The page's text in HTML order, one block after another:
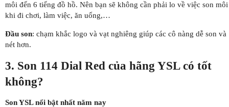
môi đến 6 tiếng đồ hồ. Nên bạn sẽ không cần phải lo về việc son môi
khi đi chơi, làm việc, ăn uống,…
Đầu son: chạm khắc logo và vạt nghiêng giúp các cô nàng dễ son và
nét hơn.
3. Son 114 Dial Red của hãng YSL có tốt
không?
Son YSL nổi bật nhất năm nay